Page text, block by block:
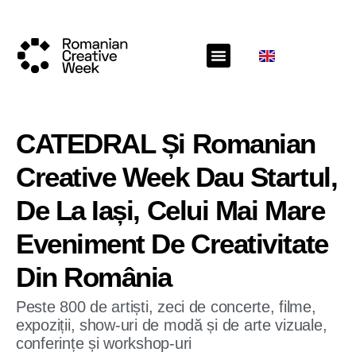
CATEDRAL Și Romanian
Creative Week Dau Startul,
De La Iași, Celui Mai Mare
Eveniment De Creativitate
Din România
Peste 800 de artiști, zeci de concerte, filme,
expoziții, show-uri de modă și de arte vizuale,
conferințe și workshop-uri